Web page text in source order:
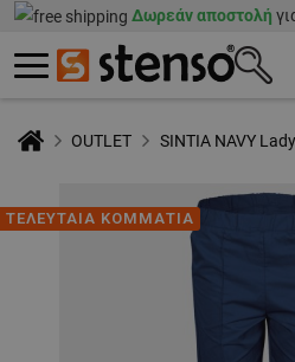
Δωρεάν αποστολή
OUTLET SINTIA NAVY
ΤΕΛΕΥΤΑΙΑ ΚΟΜΜΑΤΙΑ